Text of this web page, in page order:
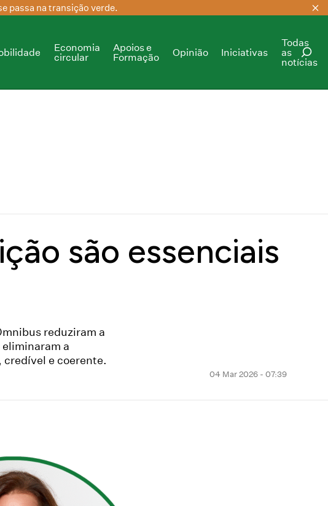
passa na transição verde.
Economia
circular
Apoios e
Formação
Opinião Iniciativas
Todas
as
notícias
são essenciais
reduziram a
a
e coerente.
04 Mar 2026 - 07:39